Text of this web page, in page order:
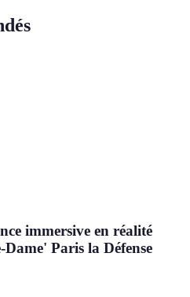
immersive en réalité
Paris la Défense